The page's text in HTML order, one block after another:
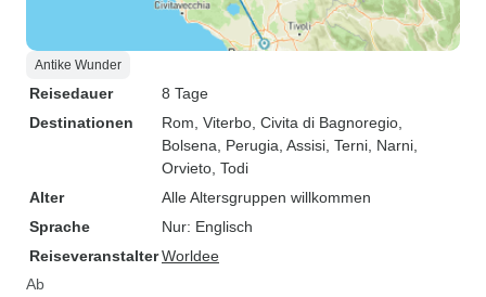
Antike Wunder
Reisedauer
8 Tage
Destinationen
Rom , Viterbo , Civita di Bagnoregio
Bolsena , Perugia , Assisi , Terni , Narni
Orvieto , Todi
Alter
Alle Altersgruppen willkommen
Sprache
Nur: Englisch
ReiseveranstalterWorldee
Ab